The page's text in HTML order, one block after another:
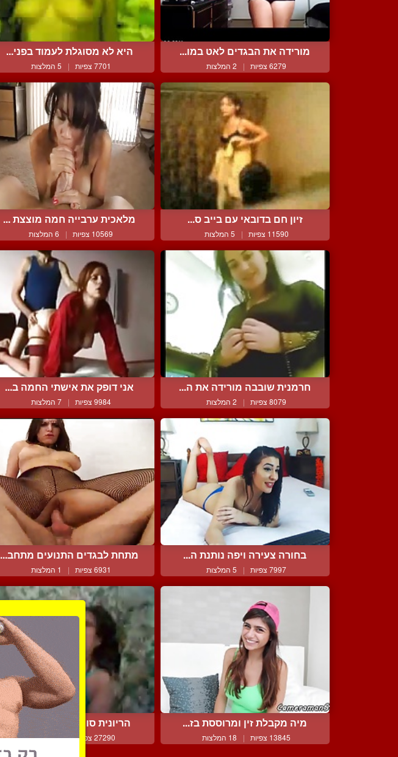
מורידה את הבגדים לאט במו...
6279 צפיות | 2 המלצות
היא לא מסוגלת לעמוד בפני...
7701 צפיות | 5 המלצות
זיון חם בדובאי עם בייב ס...
11590 צפיות | 5 המלצות
מלאכית ערבייה חמה מוצצת ...
10569 צפיות | 6 המלצות
חרמנית שובבה מורידה את ה...
8079 צפיות | 2 המלצות
אני דופק את אישתי החמה ב...
9984 צפיות | 7 המלצות
בחורה צעירה ויפה נותנת ה...
7997 צפיות | 5 המלצות
מתחת לבגדים התנועים מתחב...
6931 צפיות | 1 המלצות
מיה מקבלת זין ומרוססת בז...
13845 צפיות | 18 המלצות
הריונית סורית בקלטת פורנ...
27290 צפיות | 14 המלצות